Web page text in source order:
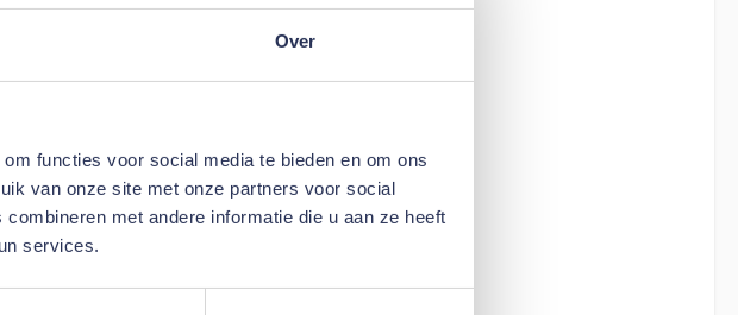
Over
functies voor social media te bieden en om ons
van onze site met onze partners voor social
met andere informatie die u aan ze heeft
services.
Bed With Arms - stof 412